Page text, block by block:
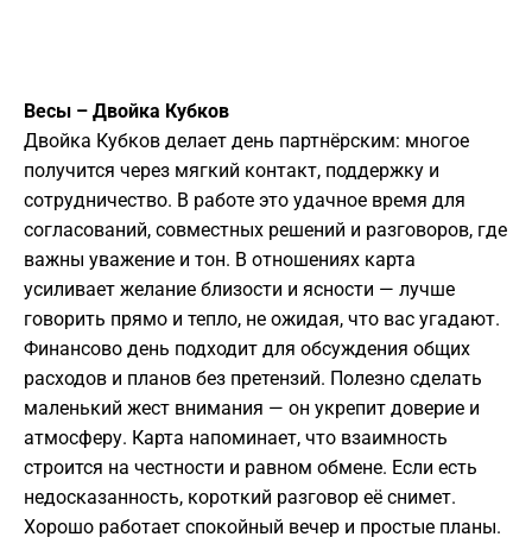
Весы – Двойка Кубков
Двойка Кубков делает день партнёрским: многое
получится через мягкий контакт, поддержку и
сотрудничество. В работе это удачное время для
согласований, совместных решений и разговоров, где
важны уважение и тон. В отношениях карта
усиливает желание близости и ясности — лучше
говорить прямо и тепло, не ожидая, что вас угадают.
Финансово день подходит для обсуждения общих
расходов и планов без претензий. Полезно сделать
маленький жест внимания — он укрепит доверие и
атмосферу. Карта напоминает, что взаимность
строится на честности и равном обмене. Если есть
недосказанность, короткий разговор её снимет.
Хорошо работает спокойный вечер и простые планы.